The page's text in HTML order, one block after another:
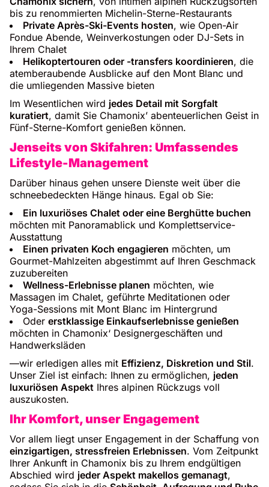
bis zu renommierten Michelin-Sterne-Restaurants
Private Après-Ski-Events hosten, wie Open-Air
Fondue Abende, Weinverkostungen oder DJ-Sets in
Ihrem Chalet
Helikoptertouren oder -transfers koordinieren, die
atemberaubende Ausblicke auf den Mont Blanc und
die umliegenden Massive bieten
Im Wesentlichen wird jedes Detail mit Sorgfalt
kuratiert, damit Sie Chamonix’ abenteuerlichen Geist in
Fünf-Sterne-Komfort genießen können.
Jenseits von Skifahren: Umfassendes
Lifestyle-Management
Darüber hinaus gehen unsere Dienste weit über die
schneebedeckten Hänge hinaus. Egal ob Sie:
Ein luxuriöses Chalet oder eine Berghütte buchen
möchten mit Panoramablick und Komplettservice-
Ausstattung
Einen privaten Koch engagieren möchten, um
Gourmet-Mahlzeiten abgestimmt auf Ihren Geschmack
zuzubereiten
Wellness-Erlebnisse planen möchten, wie
Massagen im Chalet, geführte Meditationen oder
Yoga-Sessions mit Mont Blanc im Hintergrund
Oder erstklassige Einkaufserlebnisse genießen
möchten in Chamonix‘ Designergeschäften und
Handwerksläden
—wir erledigen alles mit Effizienz, Diskretion und Stil.
Unser Ziel ist einfach: Ihnen zu ermöglichen, jeden
luxuriösen Aspekt Ihres alpinen Rückzugs voll
auszukosten.
Ihr Komfort, unser Engagement
Vor allem liegt unser Engagement in der Schaffung von
einzigartigen, stressfreien Erlebnissen. Vom Zeitpunkt
Ihrer Ankunft in Chamonix bis zu Ihrem endgültigen
Abschied wird jeder Aspekt makellos gemanagt,